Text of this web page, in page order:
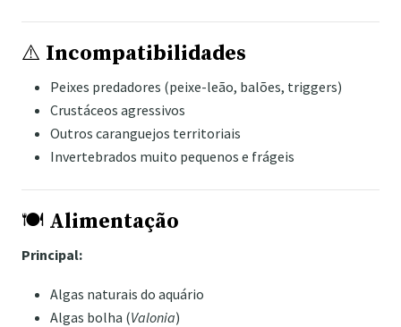
⚠️ Incompatibilidades
Peixes predadores (peixe-leão, balões, triggers)
Crustáceos agressivos
Outros caranguejos territoriais
Invertebrados muito pequenos e frágeis
🍽️ Alimentação
Principal:
Algas naturais do aquário
Algas bolha (Valonia)